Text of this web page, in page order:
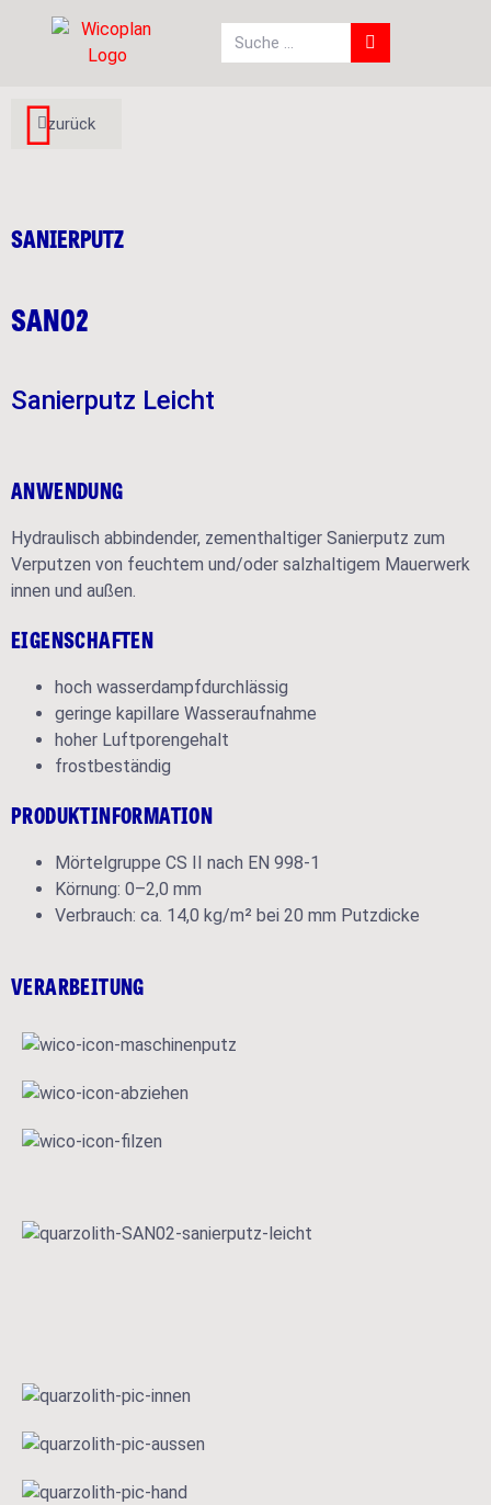
zurück
SANIERPUTZ
SAN02
Sanierputz Leicht
ANWENDUNG
Hydraulisch abbindender, zementhaltiger Sanierputz zum
Verputzen von feuchtem und/oder salzhaltigem Mauerwerk
innen und außen.
EIGENSCHAFTEN
hoch wasserdampfdurchlässig
geringe kapillare Wasseraufnahme
hoher Luftporengehalt
frostbeständig
PRODUKTINFORMATION
Mörtelgruppe CS II nach EN 998-1
Körnung: 0–2,0 mm
Verbrauch: ca. 14,0 kg/m² bei 20 mm Putzdicke
VERARBEITUNG